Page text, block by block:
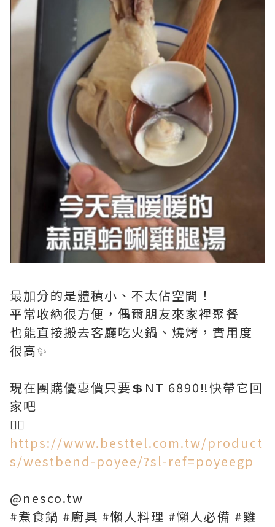
最加分的是體積小、不太佔空間！
平常收納很方便，偶爾朋友來家裡聚餐
也能直接搬去客廳吃火鍋、燒烤，實用度
很高✨
現在團購優惠價只要💲NT 6890‼️快帶它回
家吧
👉🏻
https://www.besttel.com.tw/product
s/westbend-poyee/?sl-ref=poyeegp
@nesco.tw
#煮食鍋 #廚具 #懶人料理 #懶人必備 #雞